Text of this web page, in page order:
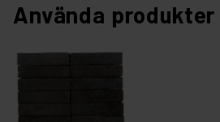
Använda produkter